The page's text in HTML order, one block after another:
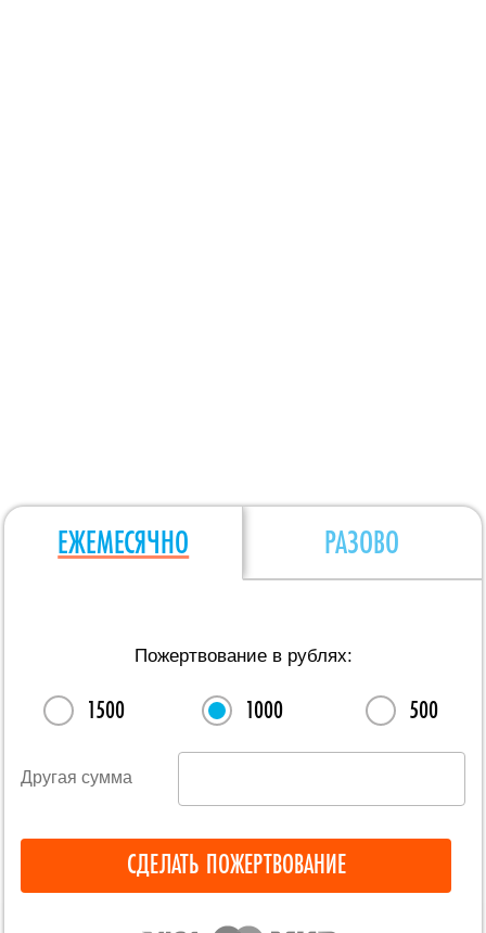
ЕЖЕМЕСЯЧНО РАЗОВО
Пожертвование в рублях:
1500 1000 500
Другая сумма
СДЕЛАТЬ ПОЖЕРТВОВАНИЕ